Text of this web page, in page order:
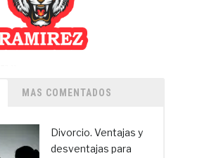
MAS COMENTADOS
Divorcio. Ventajas y
desventajas para